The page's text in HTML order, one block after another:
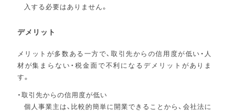
入する必要はありません。
デメリット
メリットが多数ある一方で、取引先からの信用度が低い・人
材が集まらない・税金面で不利になるデメリットがありま
す。
取引先からの信用度が低い
個人事業主は、比較的簡単に開業できることから、会社法に